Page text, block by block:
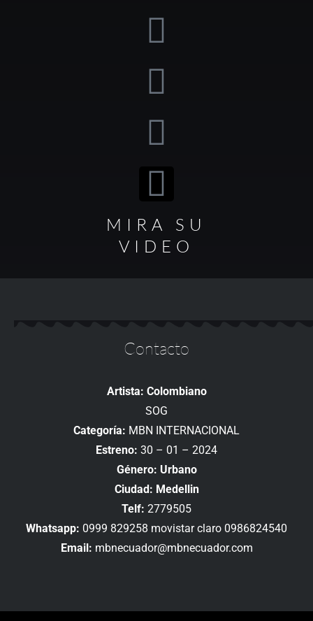
MIRA SU
VIDEO
Contacto
Artista: Colombiano
SOG
Categoría: MBN INTERNACIONAL
Estreno: 30 – 01 – 2024
Género: Urbano
Ciudad: Medellin
Telf: 2779505
Whatsapp: 0999 829258 movistar claro 0986824540
Email: mbnecuador@mbnecuador.com